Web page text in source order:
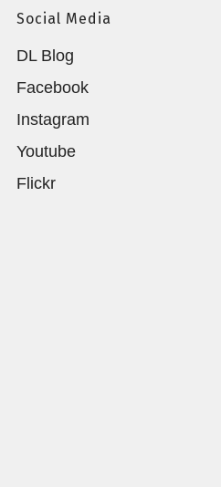
Social Media
DL Blog
Facebook
Instagram
Youtube
Flickr